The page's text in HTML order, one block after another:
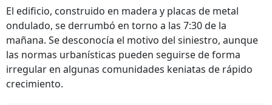
El edificio, construido en madera y placas de metal
ondulado, se derrumbó en torno a las 7:30 de la
mañana. Se desconocía el motivo del siniestro, aunque
las normas urbanísticas pueden seguirse de forma
irregular en algunas comunidades keniatas de rápido
crecimiento.